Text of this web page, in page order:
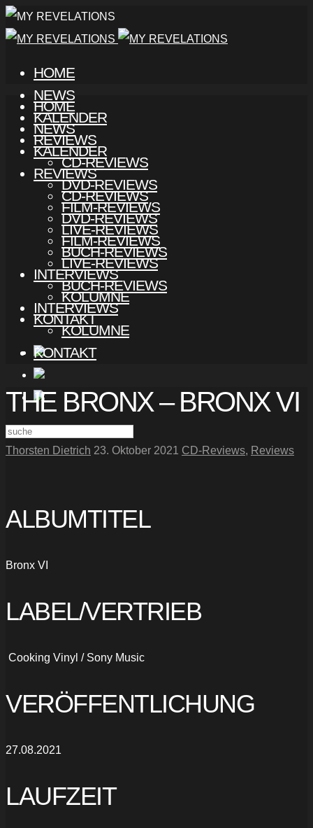
HOME
NEWS
KALENDER
REVIEWS
CD-REVIEWS
DVD-REVIEWS
FILM-REVIEWS
LIVE-REVIEWS
BUCH-REVIEWS
INTERVIEWS
KOLUMNE
KONTAKT
HOME
NEWS
KALENDER
REVIEWS
CD-REVIEWS
DVD-REVIEWS
FILM-REVIEWS
LIVE-REVIEWS
BUCH-REVIEWS
INTERVIEWS
KOLUMNE
KONTAKT
THE BRONX – BRONX VI
Thorsten Dietrich 23. Oktober 2021 CD-Reviews, Reviews
ALBUMTITEL
Bronx VI
LABEL/VERTRIEB
Cooking Vinyl / Sony Music
VERÖFFENTLICHUNG
27.08.2021
LAUFZEIT